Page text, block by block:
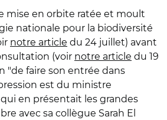
mise en orbite ratée et moult
nationale pour la biodiversité
notre article du 24 juillet) avant
(voir notre article du 19
"de faire son entrée dans
est du ministre
en présentait les grandes
avec sa collègue Sarah El